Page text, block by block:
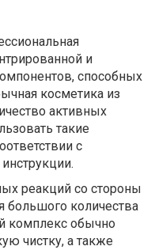
и
способных
косметика из
активных
такие
с
реакций со стороны
большого количества
комплекс обычно
чистку, а также